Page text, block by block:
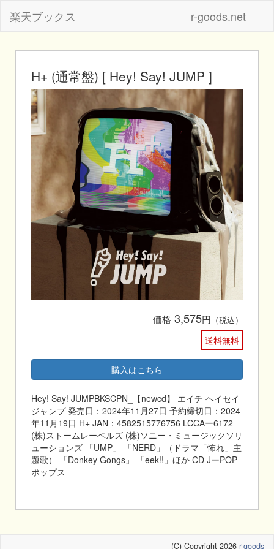
楽天ブックス r-goods.net
H+ (通常盤) [ Hey! Say! JUMP ]
価格 3,575円 （税込）
送料無料
購入はこちら
Hey! Say! JUMPBKSCPN_【newcd】 エイチ ヘイセイ
ジャンプ 発売日：2024年11月27日 予約締切日：2024
年11月19日 H+ JAN：4582515776756 LCCAー6172
(株)ストームレーベルズ (株)ソニー・ミュージックソリ
ューションズ 「UMP」 「NERD」（ドラマ「怖れ」主
題歌） 「Donkey Gongs」 「eek!!」ほか CD JーPOP
ポップス
(C) Copyright 2026 r-goods